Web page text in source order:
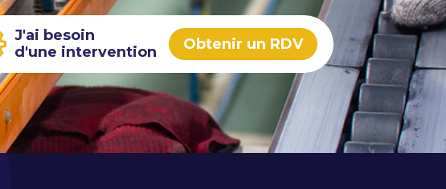
J'ai besoin
d'une intervention
Obtenir un RDV